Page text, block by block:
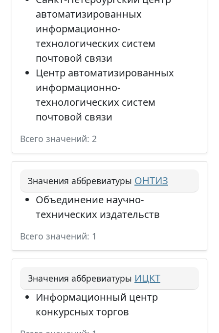
автоматизированных
информационно-
технологических систем
почтовой связи
Центр автоматизированных
информационно-
технологических систем
почтовой связи
Всего значений: 2
Значения аббревиатуры ОНТИЗ
Объединение научно-
технических издательств
Всего значений: 1
Значения аббревиатуры ИЦКТ
Информационный центр
конкурсных торгов